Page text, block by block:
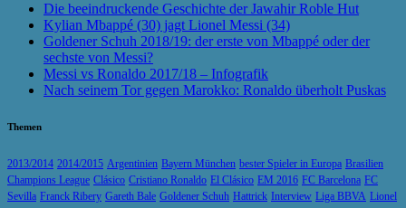
Die beeindruckende Geschichte der Jawahir Roble Hut
Kylian Mbappé (30) jagt Lionel Messi (34)
Goldener Schuh 2018/19: der erste von Mbappé oder der
sechste von Messi?
Messi vs Ronaldo 2017/18 – Infografik
Nach seinem Tor gegen Marokko: Ronaldo überholt Puskas
Themen
2013/2014 2014/2015 Argentinien Bayern München bester Spieler in Europa Brasilien
Champions League Clásico Cristiano Ronaldo El Clásico EM 2016 FC Barcelona FC
Sevilla Franck Ribery Gareth Bale Goldener Schuh Hattrick Interview Liga BBVA Lionel